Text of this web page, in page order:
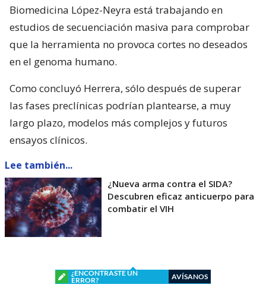
Biomedicina López-Neyra está trabajando en
estudios de secuenciación masiva para comprobar
que la herramienta no provoca cortes no deseados
en el genoma humano.
Como concluyó Herrera, sólo después de superar
las fases preclínicas podrían plantearse, a muy
largo plazo, modelos más complejos y futuros
ensayos clínicos.
Lee también...
¿Nueva arma contra el SIDA?
Descubren eficaz anticuerpo para
combatir el VIH
¿ENCONTRASTE UN
ERROR?
AVÍSANOS